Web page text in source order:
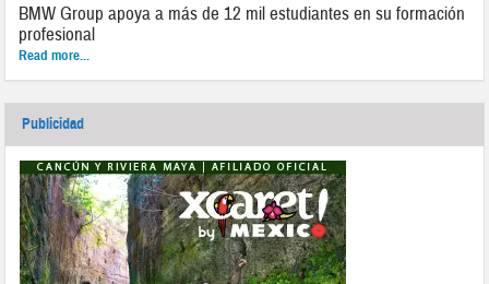
BMW Group apoya a más de 12 mil estudiantes en su formación
profesional
Read more...
Publicidad